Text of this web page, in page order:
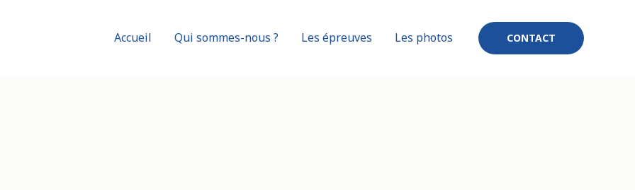
Accueil Qui sommes-nous ? Les épreuves Les photos CONTACT